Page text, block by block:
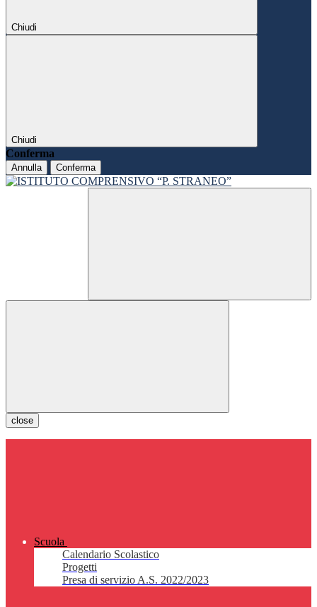
Chiudi
Chiudi
Conferma
Annulla Conferma
close
Scuola
Calendario Scolastico
Progetti
Presa di servizio A.S. 2022/2023